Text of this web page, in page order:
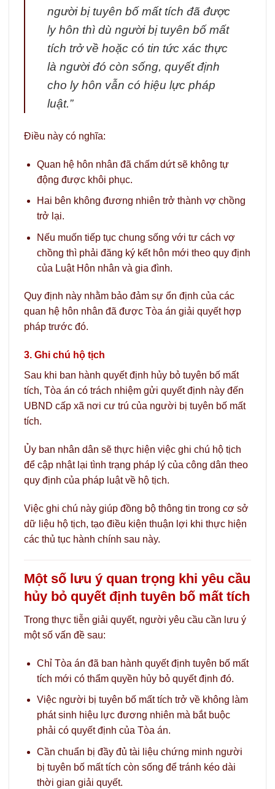
người bị tuyên bố mất tích đã được
ly hôn thì dù người bị tuyên bố mất
tích trở về hoặc có tin tức xác thực
là người đó còn sống, quyết định
cho ly hôn vẫn có hiệu lực pháp
luật.”
Điều này có nghĩa:
Quan hệ hôn nhân đã chấm dứt sẽ không tự
động được khôi phục.
Hai bên không đương nhiên trở thành vợ chồng
trở lại.
Nếu muốn tiếp tục chung sống với tư cách vợ
chồng thì phải đăng ký kết hôn mới theo quy định
của Luật Hôn nhân và gia đình.
Quy định này nhằm bảo đảm sự ổn định của các
quan hệ hôn nhân đã được Tòa án giải quyết hợp
pháp trước đó.
3. Ghi chú hộ tịch
Sau khi ban hành quyết định hủy bỏ tuyên bố mất
tích, Tòa án có trách nhiệm gửi quyết định này đến
UBND cấp xã nơi cư trú của người bị tuyên bố mất
tích.
Ủy ban nhân dân sẽ thực hiện việc ghi chú hộ tịch
để cập nhật lại tình trạng pháp lý của công dân theo
quy định của pháp luật về hộ tịch.
Việc ghi chú này giúp đồng bộ thông tin trong cơ sở
dữ liệu hộ tịch, tạo điều kiện thuận lợi khi thực hiện
các thủ tục hành chính sau này.
Một số lưu ý quan trọng khi yêu cầu
hủy bỏ quyết định tuyên bố mất tích
Trong thực tiễn giải quyết, người yêu cầu cần lưu ý
một số vấn đề sau:
Chỉ Tòa án đã ban hành quyết định tuyên bố mất
tích mới có thẩm quyền hủy bỏ quyết định đó.
Việc người bị tuyên bố mất tích trở về không làm
phát sinh hiệu lực đương nhiên mà bắt buộc
phải có quyết định của Tòa án.
Cần chuẩn bị đầy đủ tài liệu chứng minh người
bị tuyên bố mất tích còn sống để tránh kéo dài
thời gian giải quyết.